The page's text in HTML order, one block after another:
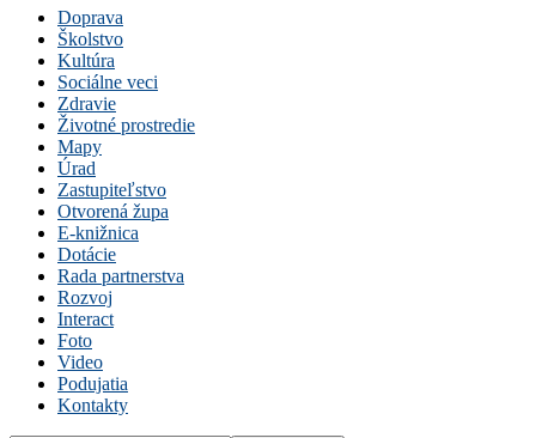
Doprava
Školstvo
Kultúra
Sociálne veci
Zdravie
Životné prostredie
Mapy
Úrad
Zastupiteľstvo
Otvorená župa
E-knižnica
Dotácie
Rada partnerstva
Rozvoj
Interact
Foto
Video
Podujatia
Kontakty